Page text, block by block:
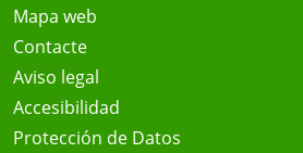
Mapa web
Contacte
Aviso legal
Accesibilidad
Protección de Datos